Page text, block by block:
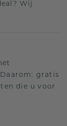
Wij
gratis
die u voor